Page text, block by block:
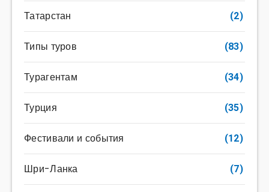
Татарстан (2)
Типы туров (83)
Турагентам (34)
Турция (35)
Фестивали и события (12)
Шри-Ланка (7)